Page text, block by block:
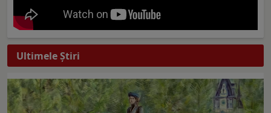
Ultimele Ştiri